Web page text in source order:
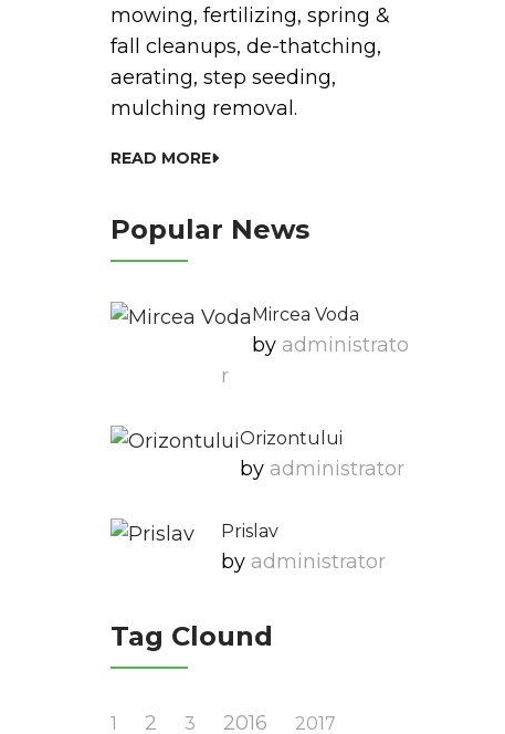
mowing, fertilizing, spring &
fall cleanups, de-thatching,
aerating, step seeding,
mulching removal.
READ MORE
Popular News
Mircea Voda
by Administrato
R
Orizontului
by Administrator
Prislav
by Administrator
Tag Clound
1 2 3 2016 2017